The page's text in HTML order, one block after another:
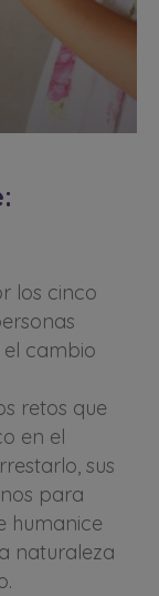
los cinco
cambio
retos que
en el
sus
para
humanice
naturaleza